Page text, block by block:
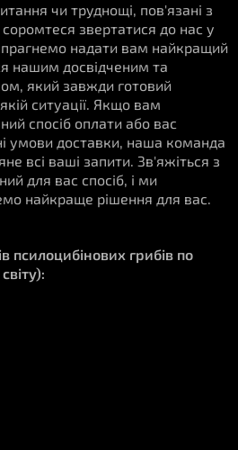
чи труднощі, пов'язані з
звертатися до нас у
надати вам найкращий
нашим досвідченим та
який завжди готовий
ситуації. Якщо вам
спосіб оплати або вас
умови доставки, наша команда
всі ваші запити. Зв'яжіться з
для вас спосіб, і ми
найкраще рішення для вас.
псилоцибінових грибів по